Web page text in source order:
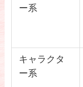
ー系
キャラクタ
ー系